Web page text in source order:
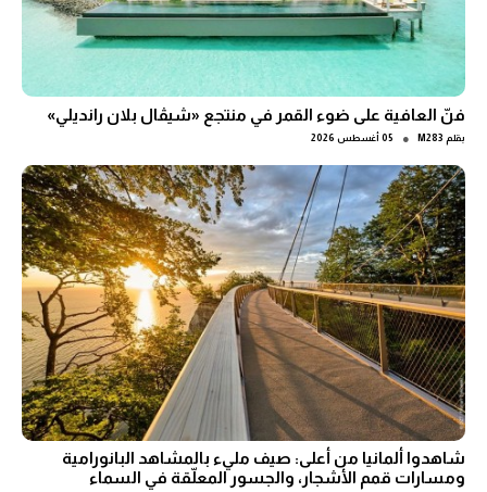
فنّ العافية على ضوء القمر في منتجع «شيڤال بلان رانديلي»
بقلم M283
● 05 أغسطس 2026
شاهدوا ألمانيا من أعلى: صيف مليء بالمشاهد البانورامية
ومسارات قمم الأشجار، والجسور المعلّقة في السماء